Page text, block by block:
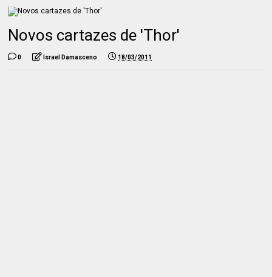
Novos cartazes de 'Thor'
0 Israel Damasceno 18/03/2011